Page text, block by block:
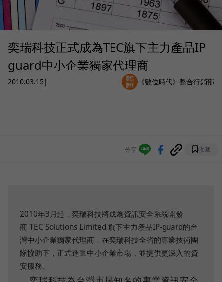
奕瑞科技正式成為TEC旗下主力產品IP
guard中小企業獨家代理商
2010.03.15 | 《數位時代》整合行銷部
分享 收藏
2010年3月起，奕瑞科技將成為資訊安全系統開發
商 TEC Solutions Limited 旗下主力產品IP-guard的台
灣中小企業獨家代理商，在奕瑞科技全省的專業技術團
隊協助下，正式進軍中小企業市場，並提供更深入的資
安服務。